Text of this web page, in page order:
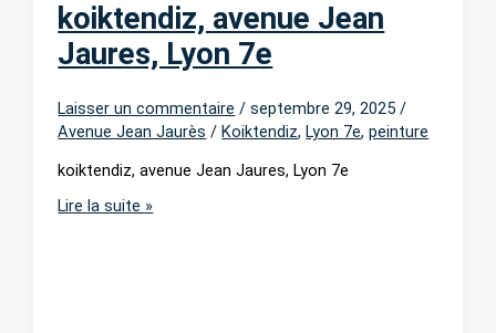
koiktendiz, avenue Jean
Jaures, Lyon 7e
Laisser un commentaire /septembre 29, 2025/
Avenue Jean Jaurès /Koiktendiz,Lyon 7e,peinture
koiktendiz, avenue Jean Jaures, Lyon 7e
koiktendiz,
Lire la suite »